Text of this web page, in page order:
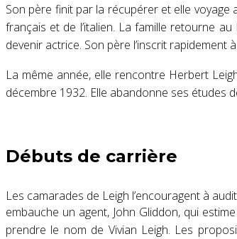
Son père finit par la récupérer et elle
français et de l’italien. La famille retourne au
devenir actrice. Son père l’inscrit rapidement
La même année, elle rencontre Herbert
décembre 1932. Elle abandonne ses études
Débuts de carrière
Les camarades de Leigh l’encouragent à
embauche un agent, John Gliddon, qui
prendre le nom de Vivian Leigh. Les